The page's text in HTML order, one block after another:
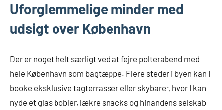
Uforglemmelige minder med
udsigt over København
Der er noget helt særligt ved at fejre polterabend med
hele København som bagtæppe. Flere steder i byen kan I
booke eksklusive tagterrasser eller skybarer, hvor I kan
nyde et glas bobler, lækre snacks og hinandens selskab